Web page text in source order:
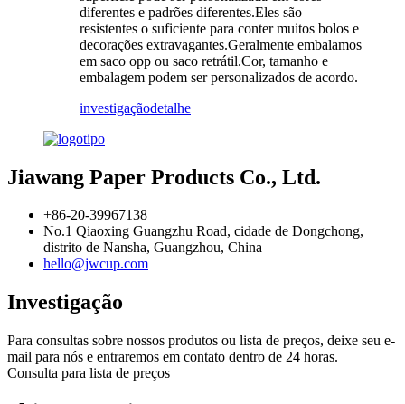
diferentes e padrões diferentes.Eles são
resistentes o suficiente para conter muitos bolos e
decorações extravagantes.Geralmente embalamos
em saco opp ou saco retrátil.Cor, tamanho e
embalagem podem ser personalizados de acordo.
investigaçãodetalhe
Jiawang Paper Products Co., Ltd.
+86-20-39967138
No.1 Qiaoxing Guangzhu Road, cidade de Dongchong,
distrito de Nansha, Guangzhou, China
hello@jwcup.com
Investigação
Para consultas sobre nossos produtos ou lista de preços, deixe seu e-
mail para nós e entraremos em contato dentro de 24 horas.
Consulta para lista de preços